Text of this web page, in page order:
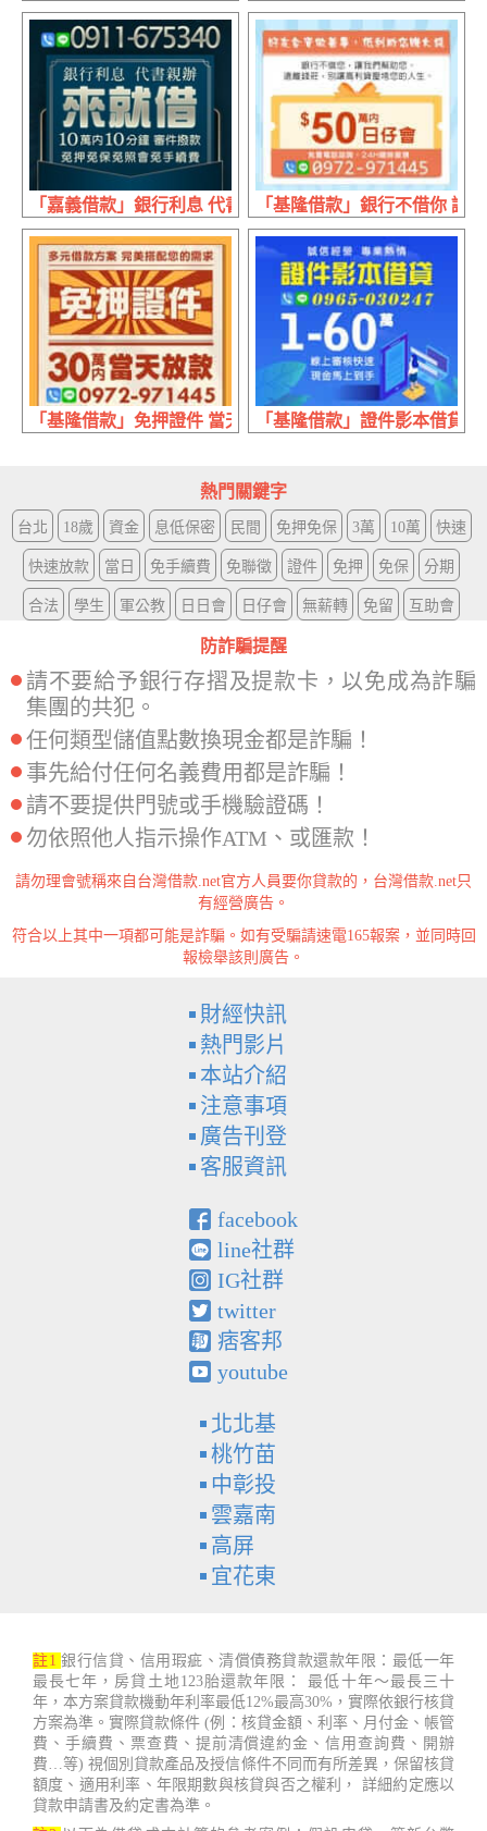
「嘉義借款」銀行利息 代書親辦 | 10萬內 10分鐘審件撥款
「基隆借款」銀行不借你 讓
「基隆借款」免押證件 當天放款 | 30萬內 多元借款方案完
「基隆借款」證件影本借貸
熱門關鍵字
台北 18歲 資金 息低保密 民間 免押免保 3萬 10萬 快速
快速放款 當日 免手續費 免聯徵 證件 免押 免保 分期
合法 學生 軍公教 日日會 日仔會 無薪轉 免留 互助會
防詐騙提醒
請不要給予銀行存摺及提款卡，以免成為詐騙
集團的共犯。
任何類型儲值點數換現金都是詐騙！
事先給付任何名義費用都是詐騙！
請不要提供門號或手機驗證碼！
勿依照他人指示操作ATM、或匯款！
請勿理會號稱來自台灣借款.net官方人員要你貸款的，台灣借款.net只
有經營廣告。
符合以上其中一項都可能是詐騙。如有受騙請速電165報案，並同時回
報檢舉該則廣告。
財經快訊
熱門影片
本站介紹
注意事項
廣告刊登
客服資訊
facebook
line社群
IG社群
twitter
痞客邦
youtube
北北基
桃竹苗
中彰投
雲嘉南
高屏
宜花東
註1 銀行信貸、信用瑕疵、清償債務貸款還款年限：最低一年
最長七年，房貸土地123胎還款年限： 最低十年～最長三十
年，本方案貸款機動年利率最低12%最高30%，實際依銀行核貸
方案為準。實際貸款條件 (例：核貸金額、利率、月付金、帳管
費、手續費、票查費、提前清償違約金、信用查詢費、開辦
費…等) 視個別貸款產品及授信條件不同而有所差異，保留核貸
額度、適用利率、年限期數與核貸與否之權利， 詳細約定應以
貸款申請書及約定書為準。